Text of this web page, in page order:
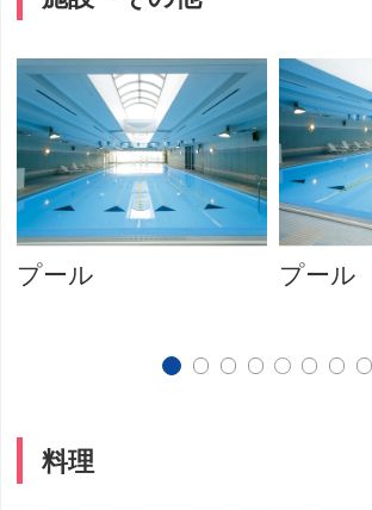
プール プール
料理